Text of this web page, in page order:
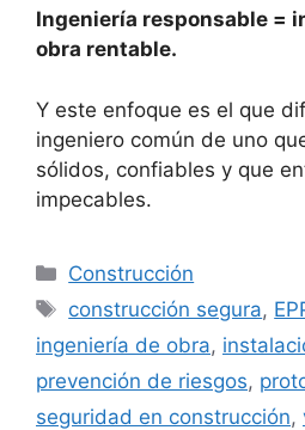
Ingeniería responsable =
obra rentable.
Y este enfoque es el que
ingeniero común de uno
sólidos, confiables y que
impecables.
Categorías
Construcción
Etiquetas
construcción segura,
ingeniería de obra,
prevención de riesgos,
seguridad en construcción,